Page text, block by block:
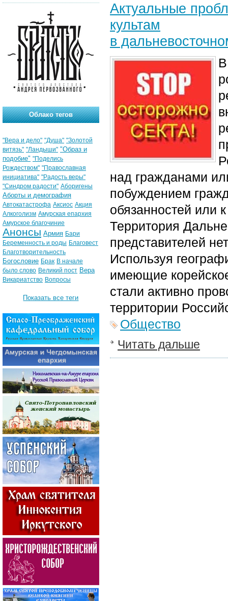
Актуальные
культам
в
над гражданами
побуждением
обязанностей или
Территория
представителей
Используя
имеющие
стали активно
территории
Общество
Читать дальше
Облако тегов
"Вера и дело" "Душа" "Золотой
витязь" "Ландыши" "Образ и
подобие" "Поделись
Рождеством" "Православная
инициатива" "Радость веры"
"Синдром радости" Аборигены
Аборты и демография
Автокатастрофа Аксиос Акция
Алкоголизм Амурская епархия
Амурское благочиние
Анонсы Армия Бари
Беременность и роды Благовест
Благотворительность
Богословие Брак В начале
было слово Великий пост Вера
Викариатство Вопросы
Показать все теги